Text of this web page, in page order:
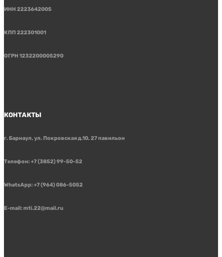
ИНН 2223642005
КПП 222301001
ОГРН 1232200005290
КОНТАКТЫ
г. Барнаул, ул. Покровская д.10, 27 павильон
Телефон: +7 (3852) 99-50-52
WhatsApp: +7 (964) 086-5052
E-mail: mti.22@mail.ru